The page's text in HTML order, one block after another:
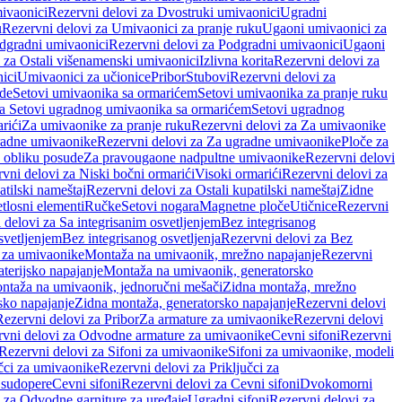
Rezervni delovi za Dvostruki umivaoniciUgradni
Rezervni delovi za Umivaonici za pranje rukuUgaoni umivaonici za
umivaoniciRezervni delovi za Podgradni umivaoniciUgaoni
Ostali višenamenski umivaoniciIzlivna koritaRezervni delovi za
Umivaonici za učionicePriborStuboviRezervni delovi za
Setovi umivaonika sa ormarićemSetovi umivaonika za pranje ruku
Setovi ugradnog umivaonika sa ormarićemSetovi ugradnog
Za umivaonike za pranje rukuRezervni delovi za Za umivaonike
umivaonikeRezervni delovi za Za ugradne umivaonikePloče za
posudeZa pravougaone nadpultne umivaonikeRezervni delovi
delovi za Niski bočni ormarićiVisoki ormarićiRezervni delovi za
nameštajRezervni delovi za Ostali kupatilski nameštajZidne
elementiRučkeSetovi nogaraMagnetne pločeUtičniceRezervni
delovi za Sa integrisanim osvetljenjemBez integrisanog
Bez integrisanog osvetljenjaRezervni delovi za Bez
umivaonikeMontaža na umivaonik, mrežno napajanjeRezervni
napajanjeMontaža na umivaonik, generatorsko
na umivaonik, jednoručni mešačiZidna montaža, mrežno
napajanjeZidna montaža, generatorsko napajanjeRezervni delovi
delovi za PriborZa armature za umivaonikeRezervni delovi
delovi za Odvodne armature za umivaonikeCevni sifoniRezervni
delovi za Sifoni za umivaonikeSifoni za umivaonike, modeli
za umivaonikeRezervni delovi za Priključci za
Cevni sifoniRezervni delovi za Cevni sifoniDvokomorni